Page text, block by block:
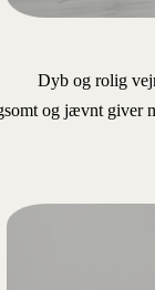
Dyb og rolig
og jævnt giver